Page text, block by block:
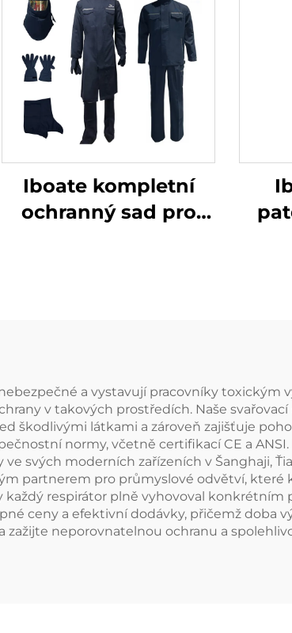
Iboate kompletní
ochranný sad pro
ASTM
a vystavují pracovníky
v takových prostředích. Naše
škodlivými látkami a zároveň zajišťuje
normy, včetně certifikací CE a
svých moderních zařízeních v Šanghaji,
partnerem pro průmyslové odvětví, které
respirátor plně vyhovoval
ceny a efektivní dodávky, přičemž doba
zažijte neporovnatelnou ochranu a